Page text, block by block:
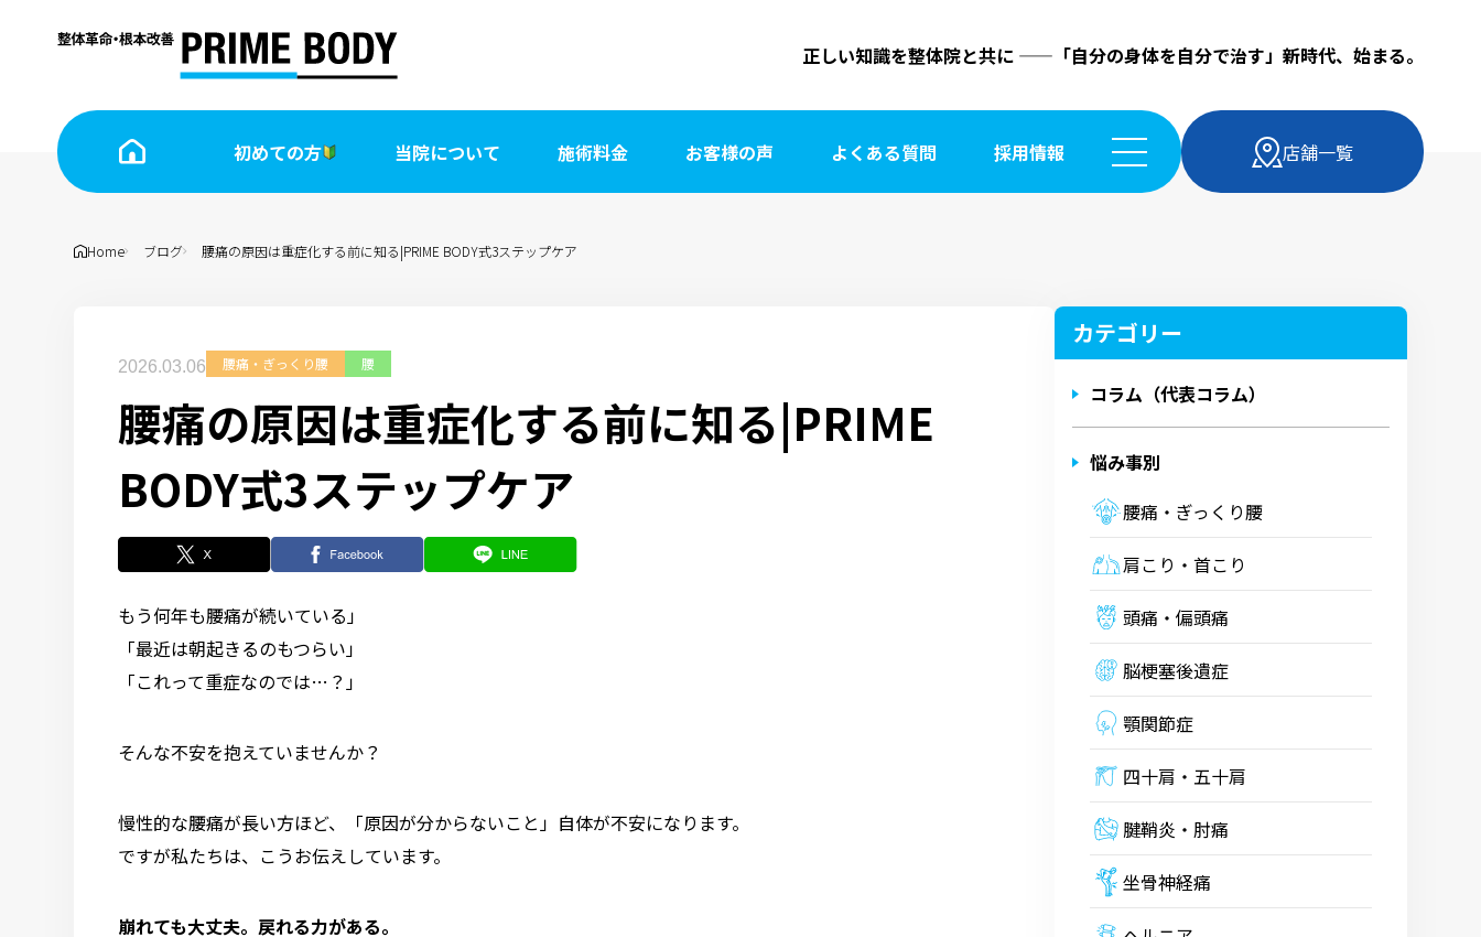
正しい知識を整体院と共に ——「⾃分の⾝体を⾃分で治す」新時代、始まる。
初めての⽅ 当院について 施術料金 お客様の声 よくある質問 採⽤情報 店舗⼀覧
Home ブログ 腰痛の原因は重症化する前に知る|PRIME BODY式3ステップケア
2026.03.06 腰痛・ぎっくり腰 腰
腰痛の原因は重症化する前に知る|PRIME
BODY式3ステップケア
もう何年も腰痛が続いている」
「最近は朝起きるのもつらい」
「これって重症なのでは…？」
そんな不安を抱えていませんか？
慢性的な腰痛が長い方ほど、「原因が分からないこと」自体が不安になります。
ですが私たちは、こうお伝えしています。
崩れても大丈夫。戻れる力がある。
カテゴリー
コラム（代表コラム）
悩み事別
腰痛・ぎっくり腰
肩こり・首こり
頭痛・偏頭痛
脳梗塞後遺症
顎関節症
四十肩・五十肩
腱鞘炎・肘痛
坐骨神経痛